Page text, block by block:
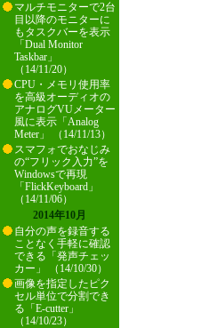
マルチモニターで2台
目以降のモニターに
もタスクバーを表示
「Dual Monitor
Taskbar」
（14/11/20）
CPU・メモリ使用率
を高級オーディオの
アナログVUメーター
風に表示「Analog
Meter」 （14/11/13）
スマフォでおなじみ
の“フリック入力”を
Windowsで再現
「FlickKeyboard」
（14/11/06）
2014年10月
自分の声を録音する
ことなく手軽に確認
できる「発声チェッ
カー」 （14/10/30）
画像を指定したピク
セル単位で分割でき
る「E-cutter」
（14/10/23）